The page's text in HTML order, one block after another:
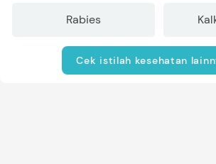
Rabies
Cek istilah kesehatan